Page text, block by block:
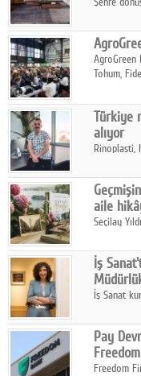
sonbaharın
AgroGreen
Tohum,
Türkiye
alıyor
Rinoplasti,
biri
aile
Seçilay
katmanlı
İş
İş Sanat
Pay
Freedom